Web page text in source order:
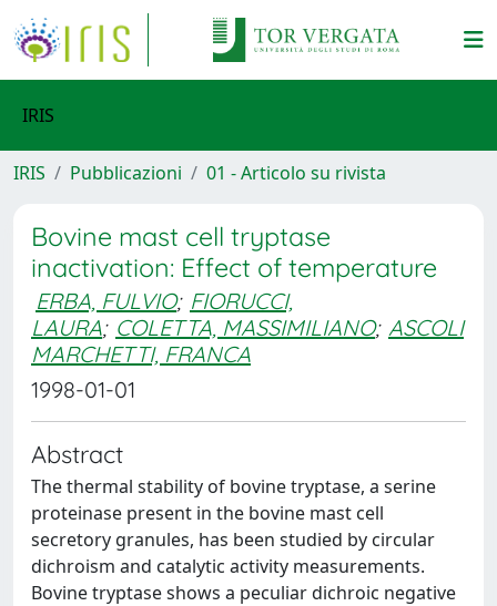
IRIS
IRIS Pubblicazioni 01 - Articolo su rivista
Bovine mast cell tryptase
inactivation: Effect of temperature
ERBA, FULVIO; FIORUCCI,
LAURA; COLETTA, MASSIMILIANO; ASCOLI
MARCHETTI, FRANCA
1998-01-01
Abstract
The thermal stability of bovine tryptase, a serine
proteinase present in the bovine mast cell
secretory granules, has been studied by circular
dichroism and catalytic activity measurements.
Bovine tryptase shows a peculiar dichroic negative